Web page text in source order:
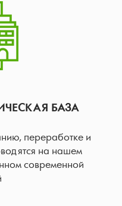
БАЗА
переработке и
на нашем
современной